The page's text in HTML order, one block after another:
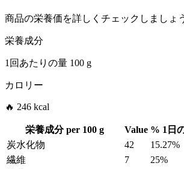
商品の栄養価を詳しくチェックしましょ
栄養成分
1回あたりの量 100 g
カロリー
🔥 246 kcal
栄養成分 per 100 g Value % 1日
炭水化物
42
15.27%
繊維
7
25%